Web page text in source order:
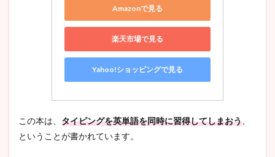
Amazonで見る
楽天市場で見る
Yahoo!ショッピングで見る
この本は、 タイピングを英単語を同時に習得してしまおう
ということが書かれています。